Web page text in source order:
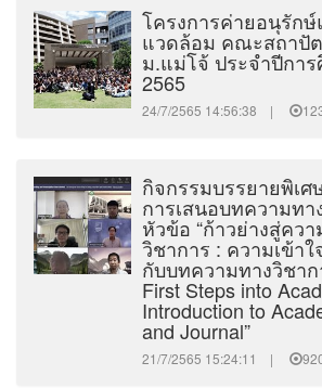
โครงการค่ายอนุรัก
แวดล้อม คณะสถาปั
ม.แม่โจ้ ประจำปีการ
2565
24/7/2565 14:56:38 |
กิจกรรมบรรยายพิเ
การเสนอบทความทา
หัวข้อ “ก้าวย่างสู่คว
วิชาการ : ความเข้าใ
กับบทความทางวิชา
First Steps into
Introduction to
and Journal”
21/7/2565 15:24:11 |